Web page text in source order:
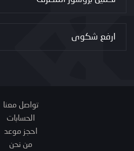
ارفع شكوى
تواصل معنا
الحسابات
احجز موعد
من نحن